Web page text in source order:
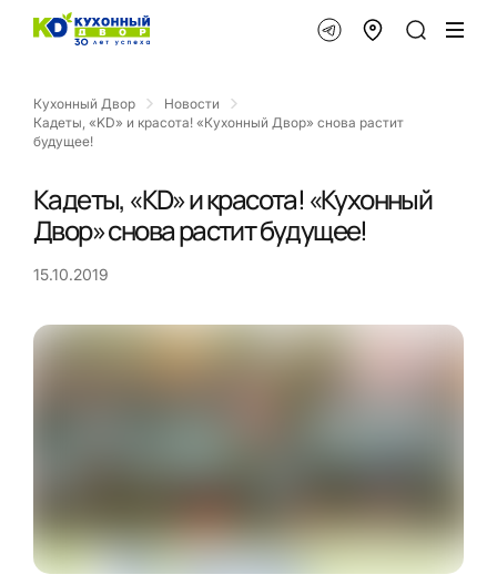
Кухонный Двор
Новости
Кадеты, «KD» и красота! «Кухонный Двор» снова растит
будущее!
Кадеты, «KD» и красота! «Кухонный
Двор» снова растит будущее!
15.10.2019